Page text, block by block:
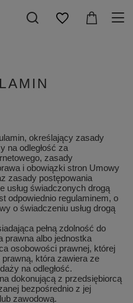
określający zasady
na odległość za
zasady
i obowiązki stron Umowy
zasady postępowania
usług świadczonych drogą
odpowiednio regulaminem, o
o świadczeniu usług drogą
pełną zdolność do
prawna albo jednostka
osobowości prawnej, której
która zawiera ze
na odległość.
dokonującą z przedsiębiorcą
bezpośrednio z jej
zawodową.